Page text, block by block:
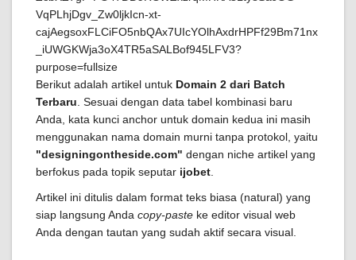
Berikut adalah artikel untuk Domain 2 dari Batch
Terbaru . Sesuai dengan data tabel kombinasi baru
Anda, kata kunci anchor untuk domain kedua ini masih
menggunakan nama domain murni tanpa protokol, yaitu
"designingontheside.com" dengan niche artikel yang
berfokus pada topik seputar ijobet
Artikel ini ditulis dalam format teks biasa (natural) yang
siap langsung Anda copy-paste ke editor visual web
Anda dengan tautan yang sudah aktif secara visual.